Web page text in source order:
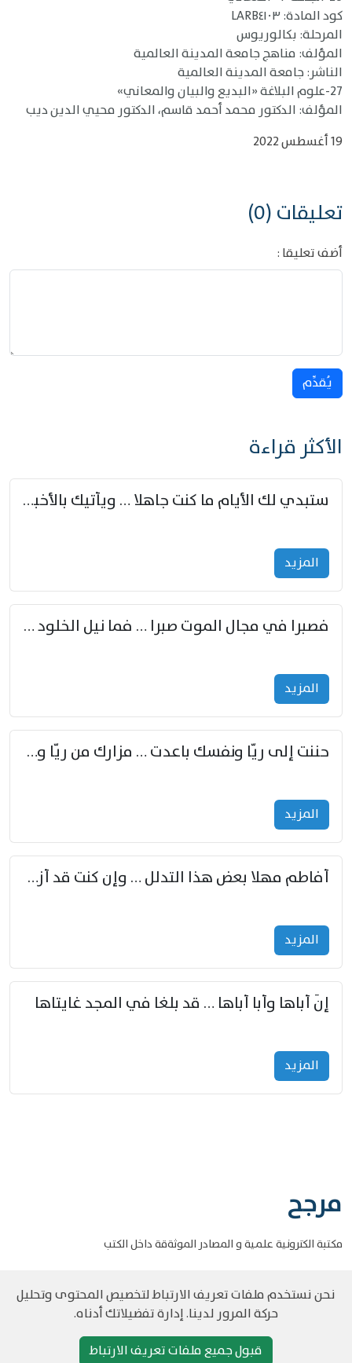
كود المادة: LARB٤١٠٣
المرحلة: بكالوريوس
المؤلف: مناهج جامعة المدينة العالمية
الناشر: جامعة المدينة العالمية
27-علوم البلاغة «البديع والبيان والمعاني»
المؤلف: الدكتور محمد أحمد قاسم، الدكتور محيي الدين ديب
19 أغسطس 2022
تعليقات (0)
أضف تعليقا :
يُقدِّم
الأكثر قراءة
ستبدي لك الأيام ما كنت جاهلا … ويأتيك بالأخبار من لم تزوّد
المزید
فصبرا في مجال الموت صبرا … فما نيل الخلود بمستطاع
المزید
حننت إلى ريّا ونفسك باعدت … مزارك من ريّا وشعباكما معا
المزید
أفاطم مهلا بعض هذا التدلل … وإن كنت قد أزمعت صرمي فأجملي
المزید
إنّ أباها وأبا أباها … قد بلغا في المجد غايتاها
المزید
مرجح
مكتبة الكترونية علمية و المصادر الموثةقة داخل الكتب
حقوق الطبع والنشر مرجح جميع الحقوق محفوظةسياسة و الخصوصية
نحن نستخدم ملفات تعريف الارتباط لتخصيص المحتوى وتحليل
حركة المرور لدينا. إدارة تفضيلاتك أدناه.
قبول جميع ملفات تعريف الارتباط